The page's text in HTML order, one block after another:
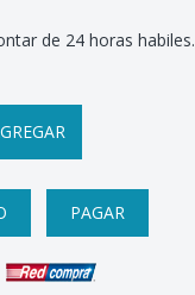
de 24 horas habiles.
PAGAR